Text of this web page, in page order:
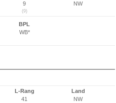
9
(9)
NW
BPL
WB*
L-Rang
41
Land
NW